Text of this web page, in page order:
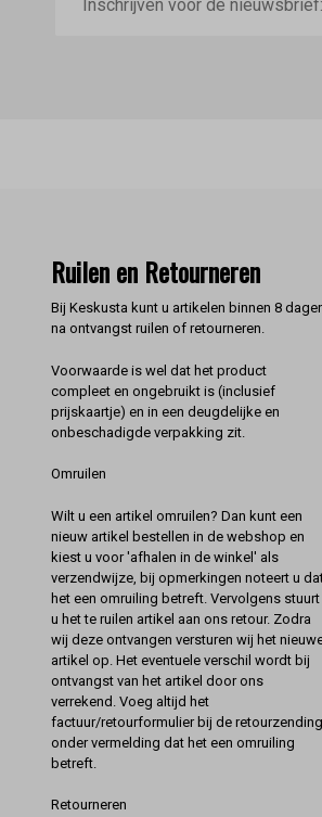
Ruilen en Retourneren
Bij Keskusta kunt u artikelen binnen 8
na ontvangst ruilen of retourneren.
Voorwaarde is wel dat het product
compleet en ongebruikt is (inclusief
prijskaartje) en in een deugdelijke en
onbeschadigde verpakking zit.
Omruilen
Wilt u een artikel omruilen? Dan kunt een
nieuw artikel bestellen in de webshop en
kiest u voor 'afhalen in de winkel' als
verzendwijze, bij opmerkingen noteert u
het een omruiling betreft. Vervolgens stuurt
u het te ruilen artikel aan ons retour. Zodra
wij deze ontvangen versturen wij het
artikel op. Het eventuele verschil wordt bij
ontvangst van het artikel door ons
verrekend. Voeg altijd het
factuur/retourformulier bij de retourzending
onder vermelding dat het een omruiling
betreft.
Retourneren